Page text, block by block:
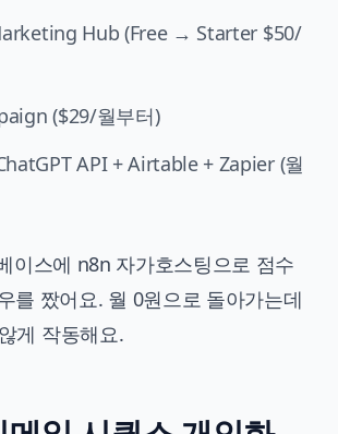
Hub (Free → Starter $50/
($29/월부터)
API + Airtable + Zapier (월
이스에 n8n 자가호스팅으로 점수
를 짰어요. 월 0원으로 돌아가는데
게 작동해요.